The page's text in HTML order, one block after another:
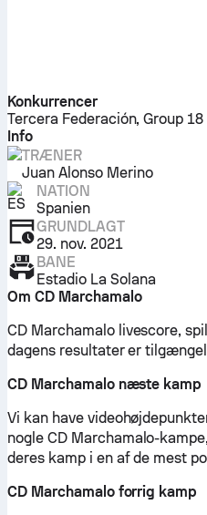
Konkurrencer
Tercera Federación, Group 18
Info
TRÆNER
Juan Alonso Merino
NATION
Spanien
GRUNDLAGT
29. nov. 2021
BANE
Estadio La Solana
Om CD Marchamalo
CD Marchamalo livescore,
dagens resultater er
CD Marchamalo næste kamp
Vi kan have
nogle CD Marchamalo-
deres kamp i en af de mest
CD Marchamalo forrig kamp